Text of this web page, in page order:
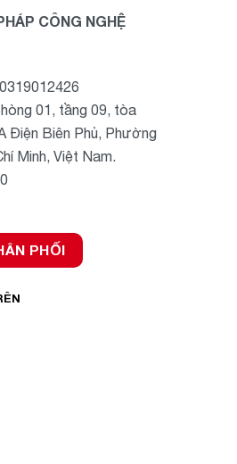
CÔNG NGHỆ
01, tầng 09, tòa
Điện Biên Phủ, Phường
Minh, Việt Nam.
PHỐI